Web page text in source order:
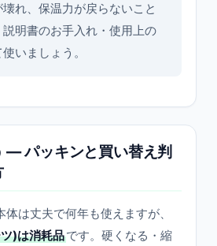
れ、保温力が戻らないこと
明書のお手入れ・使用上の
いましょう。
— パッキンと買い替え判
は丈夫で何年も使えますが、
)は消耗品です。硬くなる・縮